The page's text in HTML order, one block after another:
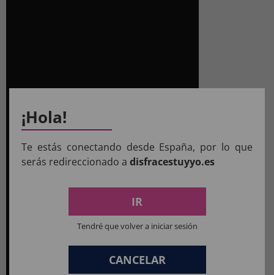
¡Hola!
Te estás conectando desde España, por lo que
serás redireccionado a disfracestuyyo.es
IR
Tendré que volver a iniciar sesión
CANCELAR